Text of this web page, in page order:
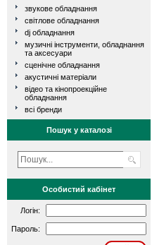
звукове обладнання
світлове обладнання
dj обладнання
музичні інструменти, обладнання
та аксесуари
сценічне обладнання
акустичні матеріали
відео та кінопроекційне
обладнання
всі бренди
Пошук у каталозі
Особистий кабінет
Логін:
Пароль: